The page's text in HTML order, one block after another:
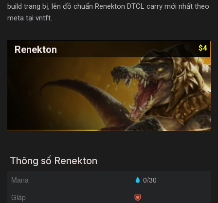
build trang bị, lên đồ chuẩn Renekton DTCL carry mới nhất theo
meta tại vntft.
Renekton $4
Thông số Renekton
Mana
0/30
Giáp